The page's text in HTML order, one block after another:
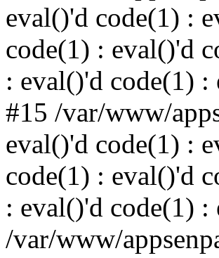
eval()'d code(1) :
code(1) : eval()'d
: eval()'d code(1)
#15 /var/www/
eval()'d code(1) :
code(1) : eval()'d
: eval()'d code(1)
/var/www/